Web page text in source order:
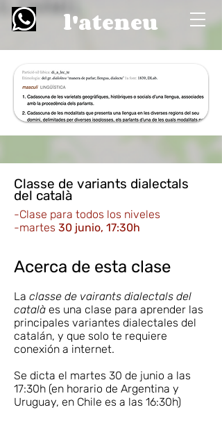
l'ateneu
Classe de variants dialectals
del català
-Clase para todos los niveles
-martes 30 junio, 17:30h
Acerca de esta clase
La classe de vairants dialectals del
català es una clase para aprender las
principales variantes dialectales del
catalán, y que solo te requiere
conexión a internet.
Se dicta el martes 30 de junio a las
17:30h (en horario de Argentina y
Uruguay, en Chile es a las 16:30h)